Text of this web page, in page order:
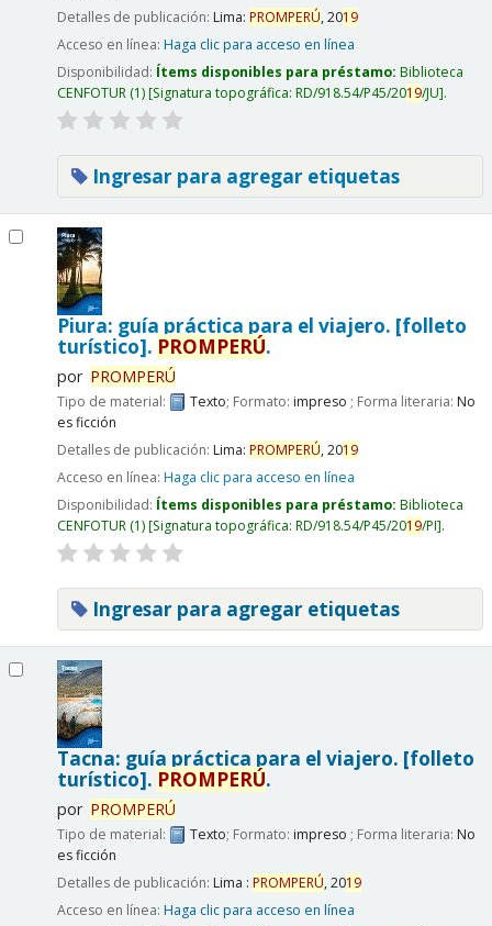
Detalles de publicación: Lima: PROMPERÚ,2019
Acceso en línea: Haga clic para acceso en línea
Disponibilidad: Ítems disponibles para préstamo: Biblioteca
CENFOTUR(1) Signatura topográfica: RD/918.54/P45/2019/JU .
Ingresar para agregar etiquetas
Piura: guía práctica para el viajero. [folleto
turístico]. PROMPERÚ.
por PROMPERÚ
Tipo de material: Texto; Formato: impreso ; Forma literaria: No
es ficción
Detalles de publicación: Lima: PROMPERÚ,2019
Acceso en línea: Haga clic para acceso en línea
Disponibilidad: Ítems disponibles para préstamo: Biblioteca
CENFOTUR(1) Signatura topográfica: RD/918.54/P45/2019/PI .
Ingresar para agregar etiquetas
Tacna: guía práctica para el viajero. [folleto
turístico]. PROMPERÚ.
por PROMPERÚ
Tipo de material: Texto; Formato: impreso ; Forma literaria: No
es ficción
Detalles de publicación: Lima : PROMPERÚ,2019
Acceso en línea: Haga clic para acceso en línea